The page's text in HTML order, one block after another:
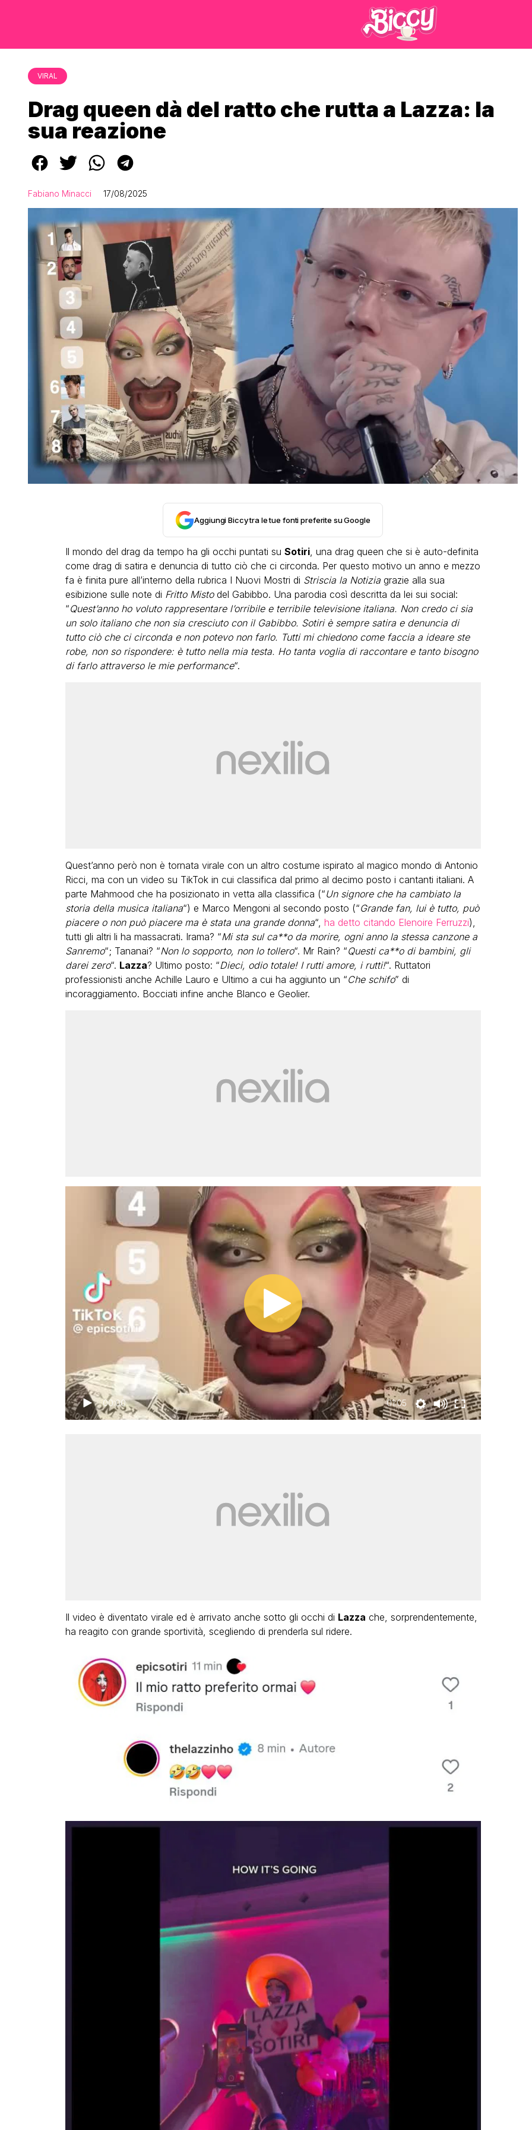
VIRAL
Drag queen dà del ratto che rutta a Lazza: la
sua reazione
Fabiano Minacci 17/08/2025
Aggiungi Biccy tra le tue fonti preferite su Google
Il mondo del drag da tempo ha gli occhi puntati su Sotiri, una drag queen che si è auto-definita
come drag di satira e denuncia di tutto ciò che ci circonda. Per questo motivo un anno e mezzo
fa è finita pure all’interno della rubrica I Nuovi Mostri di Striscia la Notiziagrazie alla sua
esibizione sulle note di Fritto Mistodel Gabibbo. Una parodia così descritta da lei sui social:
“Quest’anno ho voluto rappresentare l’orribile e terribile televisione italiana. Non credo ci sia
un solo italiano che non sia cresciuto con il Gabibbo. Sotiri è sempre satira e denuncia di
tutto ciò che ci circonda e non potevo non farlo. Tutti mi chiedono come faccia a ideare ste
robe, non so rispondere: è tutto nella mia testa. Ho tanta voglia di raccontare e tanto bisogno
di farlo attraverso le mie performance“.
Quest’anno però non è tornata virale con un altro costume ispirato al magico mondo di Antonio
Ricci, ma con un video su TikTok in cui classifica dal primo al decimo posto i cantanti italiani. A
parte Mahmood che ha posizionato in vetta alla classifica (“Un signore che ha cambiato la
storia della musica italiana“) e Marco Mengoni al secondo posto (“Grande fan, lui è tutto, può
piacere o non può piacere ma è stata una grande donna“, ha detto citando Elenoire Ferruzzi),
tutti gli altri li ha massacrati. Irama? “Mi sta sul ca**o da morire, ogni anno la stessa canzone a
Sanremo“; Tananai? “Non lo sopporto, non lo tollero“. Mr Rain? “Questi ca**o di bambini, gli
darei zero“. Lazza? Ultimo posto: “Dieci, odio totale! I rutti amore, i rutti!“. Ruttatori
professionisti anche Achille Lauro e Ultimo a cui ha aggiunto un “Che schifo” di
incoraggiamento. Bocciati infine anche Blanco e Geolier.
00:00 01:05
Il video è diventato virale ed è arrivato anche sotto gli occhi di Lazza che, sorprendentemente,
ha reagito con grande sportività, scegliendo di prenderla sul ridere.
VIRAL
Cristobal Pesce, chi è il dj che
appare nei video virali al Pride:
VIRAL
Anna Suarato mostra il volto del